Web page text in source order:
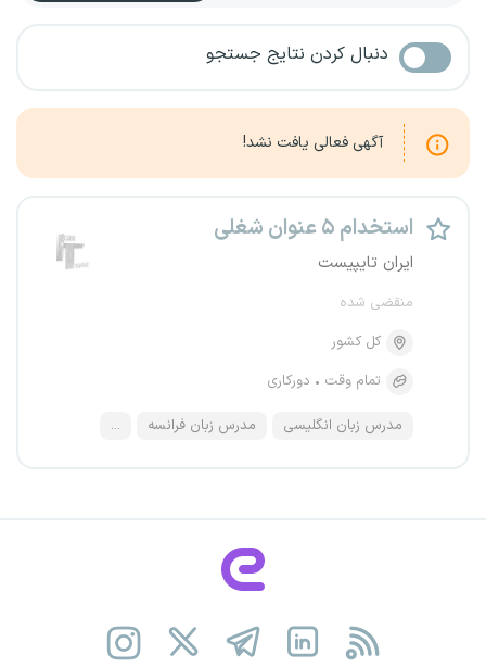
دنبال کردن نتایج جستجو
آگهی فعالی یافت نشد!
استخدام ۵ عنوان شغلی
ایران تایپیست
منقضی شده
کل کشور
تمام وقت
دورکاری
مدرس زبان انگلیسی مدرس زبان فرانسه ...